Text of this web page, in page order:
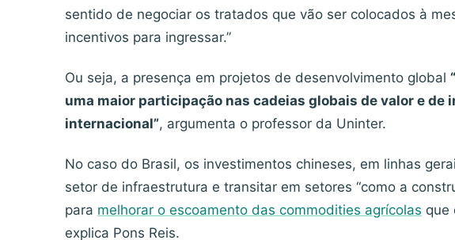
sentido de negociar os tratados que vão ser colocados à
incentivos para ingressar.”
Ou seja, a presença em projetos de desenvolvimento global
uma maior participação nas cadeias globais de valor e
internacional”, argumenta o professor da Uninter.
No caso do Brasil, os investimentos chineses, em linhas
setor de infraestrutura e transitar em setores “como a
para melhorar o escoamento das commodities agrícolas que
explica Pons Reis.